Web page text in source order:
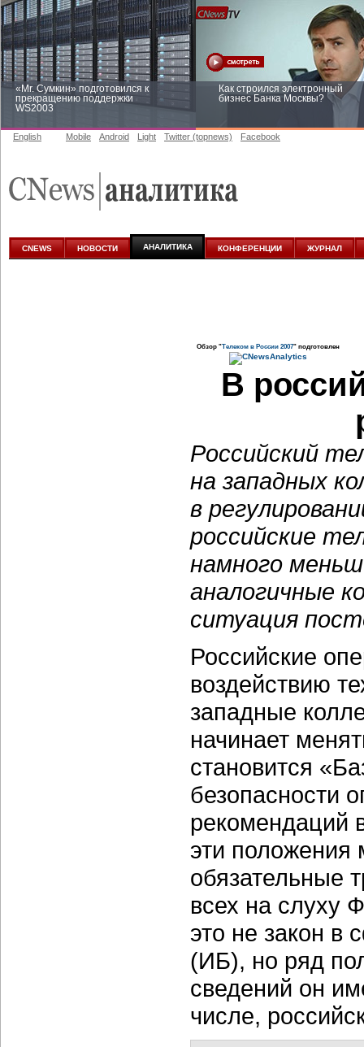
«Mr. Сумкин» подготовился к
прекращению поддержки
WS2003
Как строился электронный
бизнес Банка Москвы?
аналитике
English Mobile Android Light Twitter (topnews) Facebook
CNEWS НОВОСТИ АНАЛИТИКА КОНФЕРЕНЦИИ ЖУРНАЛ
Обзор "Телеком в России 2007" подготовлен
В
Российский
на западных
в
российские
намного
аналогичные
ситуация
Российские
воздействию
западные
начинает
становится
безопасности
рекомендаций
эти положения
обязательные
всех на слуху
это не закон в
(ИБ), но ряд
сведений он
числе,